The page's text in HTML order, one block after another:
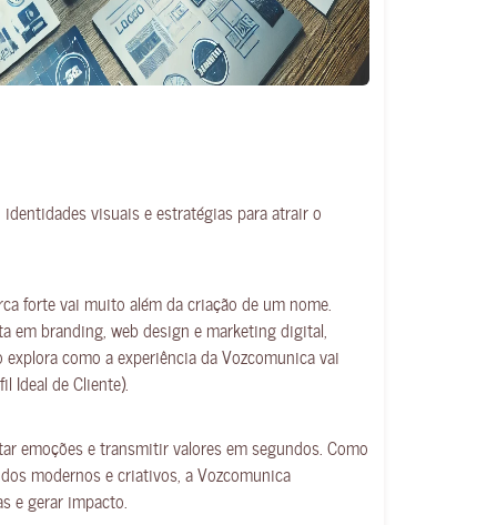
visuais e estratégias para atrair o
forte vai muito além da criação de um nome.
em branding, web design e marketing digital,
como a experiência da Vozcomunica vai
Ideal de Cliente).
emoções e transmitir valores em segundos. Como
modernos e criativos, a Vozcomunica
e gerar impacto.